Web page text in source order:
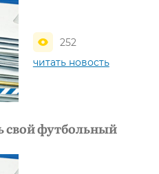
252
читать новость
свой футбольный